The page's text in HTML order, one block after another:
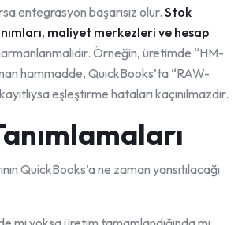
entegrasyon başarısız olur. Stok
maliyet merkezleri ve hesap
Örneğin, üretimde “HM-
hammadde, QuickBooks’ta “RAW-
eşleştirme hataları kaçınılmazdır.
QuickBooks’a ne zaman yansıtılacağı